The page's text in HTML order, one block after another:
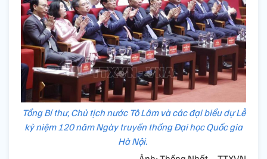
Tổng Bí thư, Chủ tịch nước Tô Lâm và các đại biểu dự Lễ
kỷ niệm 120 năm Ngày truyền thống Đại học Quốc gia
Hà Nội.